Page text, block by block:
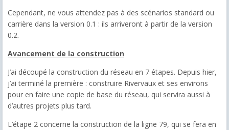
Cependant, ne vous attendez pas à des scénarios standard ou
carrière dans la version 0.1 : ils arriveront à partir de la version
0.2.
Avancement de la construction
J’ai découpé la construction du réseau en 7 étapes. Depuis hier,
j’ai terminé la première : construire Rivervaux et ses environs
pour en faire une copie de base du réseau, qui servira aussi à
d’autres projets plus tard.
L’étape 2 concerne la construction de la ligne 79, qui se fera en